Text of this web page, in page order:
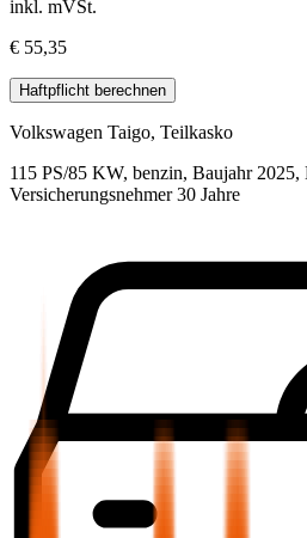
inkl. mVSt.
€ 55,35
Haftpflicht berechnen
Volkswagen Taigo, Teilkasko
115 PS/85 KW, benzin, Baujahr 2025,
Versicherungsnehmer 30 Jahre